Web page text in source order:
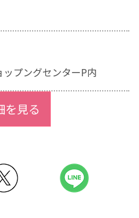
プングセンターP内
を見る